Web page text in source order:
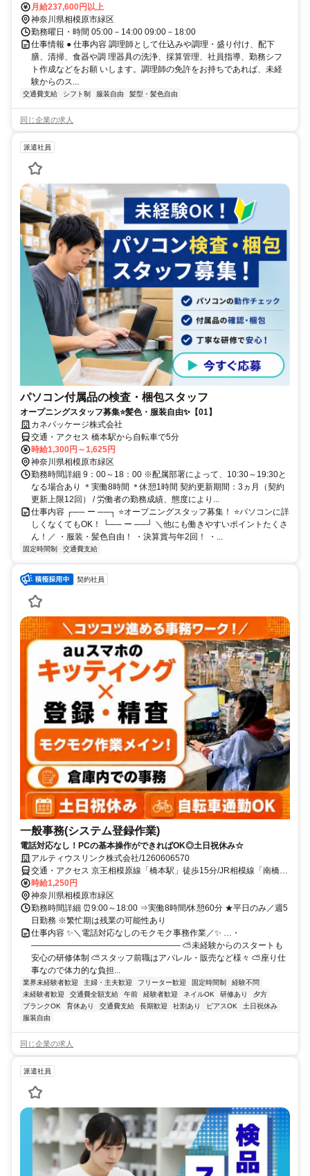
月給237,600円以上
神奈川県相模原市緑区
勤務曜日・時間 05:00－14:00 09:00－18:00
仕事情報 ● 仕事内容 調理師として仕込みや調理・盛り付け、配下
膳、清掃、食器や調 理器具の洗浄、採算管理、社員指導、勤務シフ
ト作成などをお願 いします。調理師の免許をお持ちであれば、未経
験からのス...
交通費支給 シフト制 服装自由 髪型・髪色自由
同じ企業の求人
派遣社員
パソコン付属品の検査・梱包スタッフ
オープニングスタッフ募集⭐髪色・服装自由✨【01】
カネパッケージ株式会社
交通・アクセス 橋本駅から自転車で5分
時給1,300円～1,625円
神奈川県相模原市緑区
勤務時間詳細 9：00～18：00 ※配属部署によって、10:30～19:30と
なる場合あり ＊実働8時間 ＊休憩1時間 契約更新期間：3ヵ月（契約
更新上限12回） / 労働者の勤務成績、態度により...
仕事内容 ┌── ー ──┐ ⭐オープニングスタッフ募集！ ⭐パソコンに詳
しくなくてもOK！ └── ー ──┘ ＼他にも働きやすいポイントたくさ
ん！／ ・服装・髪色自由！ ・決算賞与年2回！ ・...
固定時間制 交通費支給
契約社員
一般事務(システム登録作業)
電話対応なし！PCの基本操作ができればOK◎土日祝休み☆
アルティウスリンク株式会社/1260606570
交通・アクセス 京王相模原線「橋本駅」徒歩15分/JR相模線「南橋本
駅」徒歩9分
時給1,250円
神奈川県相模原市緑区
勤務時間詳細 ⏰9:00～18:00 ⇒実働8時間/休憩60分 ★平日のみ／週5
日勤務 ※繁忙期は残業の可能性あり
仕事内容 ✨＼電話対応なしのモクモク事務作業／✨ …・
―――――――――――――――――― ⛅未経験からのスタートも
安心の研修体制 ⛅スタッフ前職はアパレル・販売など様々 ⛅座り仕
事なので体力的な負担...
業界未経験者歓迎 主婦・主夫歓迎 フリーター歓迎 固定時間制
経験不問
未経験者歓迎
交通費全額支給 午前 経験者歓迎 ネイルOK 研修あり
夕方
ブランクOK
育休あり 交通費支給 長期歓迎 社割あり ピアスOK
土日祝休み
服装自由
同じ企業の求人
派遣社員